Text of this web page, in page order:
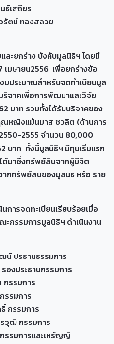
ธ์เสถียร
รัตน์ ทองสลวย
ะยกร่าง บังคับมูลนิธิฯ โดยมี
เมษายน2556 เพื่อยกร่างข้อ
ประมาณสำหรับจดทำเบียนมูล
จาคเพื่อการพัฒนาและวิจัย
บาท รวมทั้งได้รับบริจาคของ
ณหญิงแม้นมาส ชวลิต (ด้านการ
2555 จำนวน 80,000
บาท ทั้งนี้มูลนิธิฯ มีทุนเริ่มแรก
ด้มาซึ่งทรัพย์สินจากผู้มีจิต
กทรัพย์สินของมูลนิธิ หรือ ราย
รจดทะเบียนเรียบร้อยเมื่อ
กรรมการมูลนิธิฯ ดำเนินงาน
น์ ปรธานธรรมการ
องประธานกรรมการ
รรมการ
รรมการ
กรรมการ
วุฒิ กรรมการ
รรมการและเหรัญญิ